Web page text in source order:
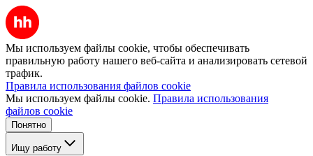
Мы используем файлы cookie, чтобы обеспечивать
правильную работу нашего веб-сайта и анализировать сетевой
трафик.
Правила использования файлов cookie
Мы используем файлы cookie. Правила использования
файлов cookie
Понятно
Ищу работу